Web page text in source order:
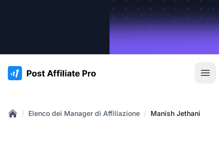
:site.title
/ Elenco dei Manager di Affiliazione / Manish Jethani